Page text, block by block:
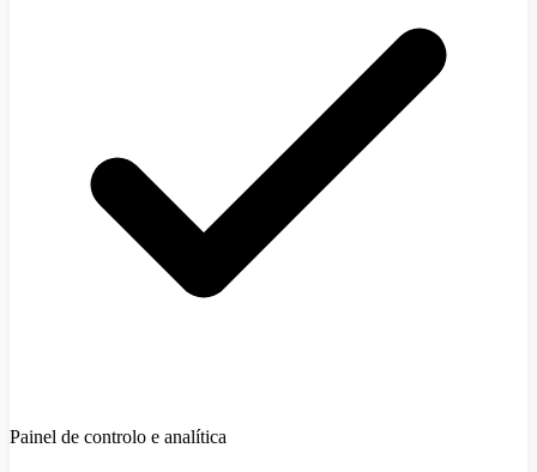
Painel de controlo e analítica